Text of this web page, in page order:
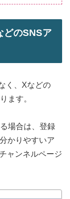
どのSNSア
く、Xなどの
ます。
場合は、登録
かりやすいア
ャンネルページ